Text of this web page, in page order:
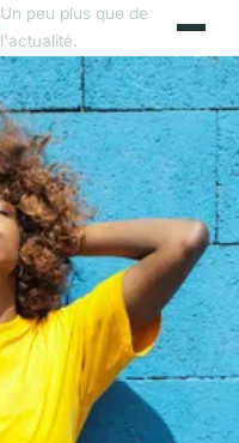
Un peu plus que de
l'actualité.